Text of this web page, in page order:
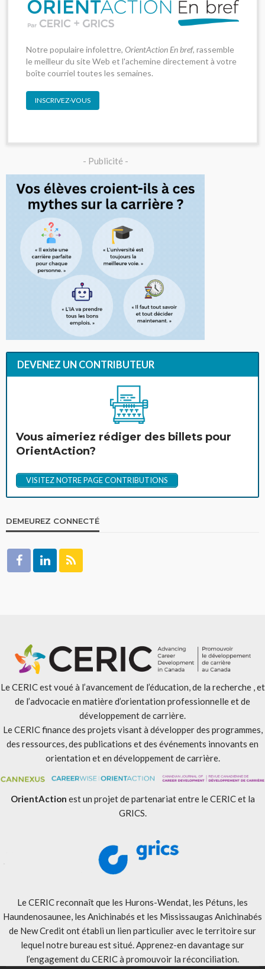
Notre populaire infolettre, OrientAction En bref, rassemble
le meilleur du site Web et l'achemine directement à votre
boîte courriel toutes les semaines.
INSCRIVEZ-VOUS
- Publicité -
DEVENEZ UN CONTRIBUTEUR
Vous aimeriez rédiger des billets pour
OrientAction?
VISITEZ NOTRE PAGE CONTRIBUTIONS
DEMEUREZ CONNECTÉ
Le CERIC est voué à l’avancement de l’éducation, de la recherche , et
de l’advocacie en matière d’orientation professionnelle et de
développement de carrière.
Le CERIC finance des projets visant à développer des programmes,
des ressources, des publications et des événements innovants en
orientation et en développement de carrière.
OrientAction est un projet de partenariat entre le CERIC et la
GRICS.
Le CERIC reconnaît que les Hurons-Wendat, les Pétuns, les
Haundenosaunee, les Anichinabés et les Mississaugas Anichinabés
de New Credit ont établi un lien particulier avec le territoire sur
lequel notre bureau est situé. Apprenez-en davantage sur
l’engagement du CERIC à promouvoir la réconciliation.